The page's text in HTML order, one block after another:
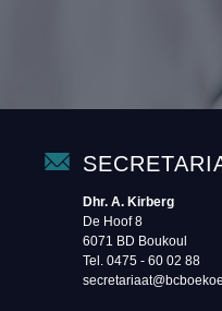
Dhr. A. Kirberg
De Hoof 8
6071 BD Boukoul
Tel. 0475 - 60 02 88‬